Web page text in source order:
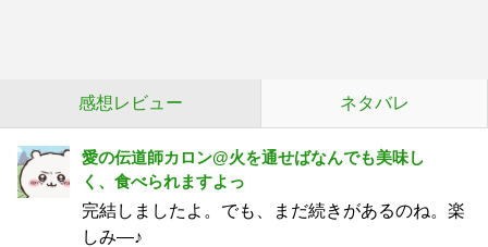
感想レビュー ネタバレ
愛の伝道師カロン@火を通せばなんでも美味し
く、食べられますよっ
完結しましたよ。でも、まだ続きがあるのね。楽
しみ―♪